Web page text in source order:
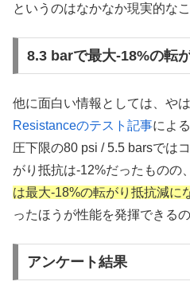
というのはなかなか現実的な
8.3 barで最大-18%の転
他に面白い情報としては、や
Resistanceのテスト記事によ
圧下限の80 psi / 5.5 barsでは
がり抵抗は-12%だったものの、
は最大-18%の転がり抵抗減に
ったほうが性能を発揮できる
アンケート結果